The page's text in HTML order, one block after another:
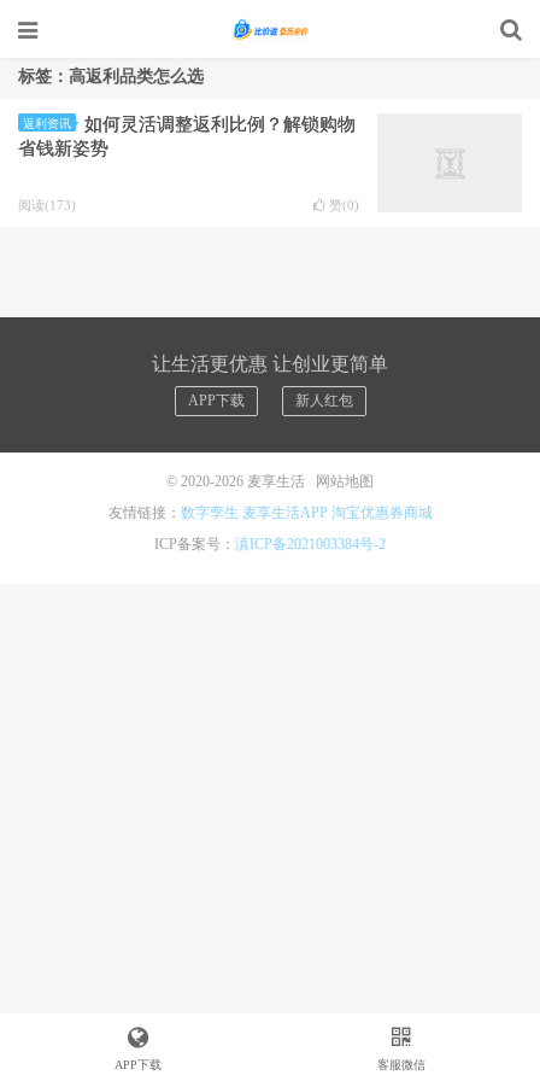
标签：高返利品类怎么选
返利资讯
如何灵活调整返利比例？解锁购物
省钱新姿势
阅读(173) 赞(0)
让生活更优惠 让创业更简单
APP下载 新人红包
© 2020-2026 麦享生活
网站地图
友情链接： 数字孪生 麦享生活APP 淘宝优惠券商城
ICP备案号： 滇ICP备2021003384号-2
APP下载 客服微信